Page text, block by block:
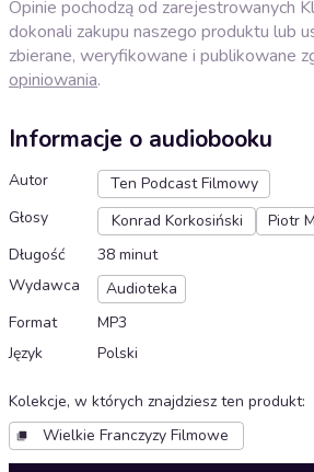
Opinie pochodzą od zarejestrowanych
dokonali zakupu naszego produktu lub
zbierane, weryfikowane i publikowane
opiniowania.
Informacje o audiobooku
Autor
Ten Podcast Filmowy
Głosy
Konrad Korkosiński
Piotr
Długość
38 minut
Wydawca
Audioteka
Format
MP3
Język
Polski
Kolekcje, w których znajdziesz ten produkt:
Wielkie Franczyzy Filmowe